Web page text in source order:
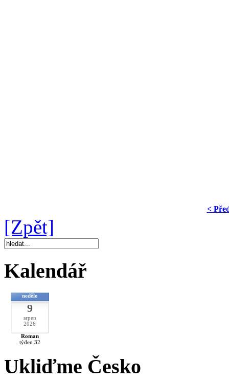
<
[Zpět]
Kalendář
neděle
9
srpen
2026
Roman
týden 32
Ukliďme Česko